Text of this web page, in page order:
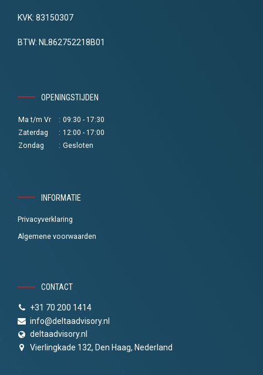
KVK: 83150307
BTW: NL862752218B01
OPENINGSTIJDEN
Ma t/m Vr : 09:30 - 17:30
Zaterdag
: 12:00 - 17:00
Zondag
: Gesloten
INFORMATIE
Privacyverklaring
Algemene voorwaarden
CONTACT
+31 70 200 1414
info@deltaadvisory.nl
deltaadvisory.nl
Vierlingkade 132, Den Haag, Nederland